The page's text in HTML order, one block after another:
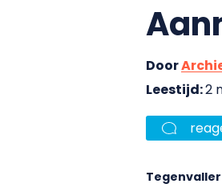
Door
Leestijd:2
Tegenvaller